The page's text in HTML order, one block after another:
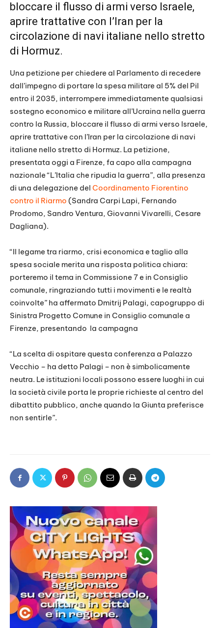
bloccare il flusso di armi verso Israele,
aprire trattative con l’Iran per la
circolazione di navi italiane nello stretto
di Hormuz.
Una petizione per chiedere al Parlamento di recedere
dall’impegno di portare la spesa militare al 5% del Pil
entro il 2035, interrompere immediatamente qualsiasi
sostegno economico e militare all’Ucraina nella guerra
contro la Russia, bloccare il flusso di armi verso Israele,
aprire trattative con l’Iran per la circolazione di navi
italiane nello stretto di Hormuz. La petizione,
presentata oggi a Firenze, fa capo alla campagna
nazionale “L’Italia che ripudia la guerra”, alla presenza
di una delegazione del Coordinamento Fiorentino
contro il Riarmo (Sandra Carpi Lapi, Fernando
Prodomo, Sandro Ventura, Giovanni Vivarelli, Cesare
Dagliana).
“Il legame tra riarmo, crisi economica e taglio alla
spesa sociale merita una risposta politica chiara:
porteremo il tema in Commissione 7 e in Consiglio
comunale, ringraziando tutti i movimenti e le realtà
coinvolte” ha affermato Dmitrij Palagi, capogruppo di
Sinistra Progetto Comune in Consiglio comunale a
Firenze, presentando la campagna
“La scelta di ospitare questa conferenza a Palazzo
Vecchio – ha detto Palagi – non è simbolicamente
neutra. Le istituzioni locali possono essere luoghi in cui
la società civile porta le proprie richieste al centro del
dibattito pubblico, anche quando la Giunta preferisce
non sentirle”.